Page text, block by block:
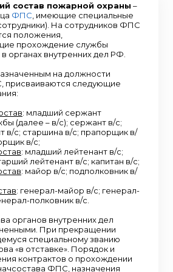
состав пожарной охраны –
ФПС , имеющие специальные
На сотрудников ФПС
положения,
прохождение службы
органах внутренних дел РФ.
на должности
присваиваются следующие
: младший сержант
(далее – в/с); сержант в/с;
в/с; старшина в/с; прапорщик в/
в/с;
: младший лейтенант в/с;
лейтенант в/с; капитан в/с;
: майор в/с; подполковник в/
: генерал-майор в/с; генерал-
полковник в/с.
органов внутренних дел
При прекращении
специальному званию
«в отставке». Порядок и
контрактов о прохождении
ФПС, назначения